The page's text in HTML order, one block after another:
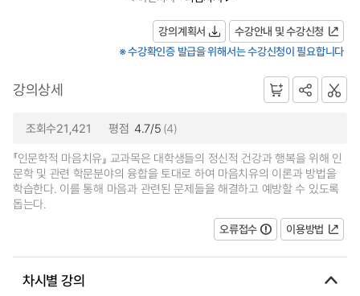
강의계획서
수강안내 및 수강신청
※ 수강확인증 발급을 위해서는 수강신청이 필요합니다
강의상세
조회수21,421 평점 4.7/5 (4)
『인문학적 마음치유』 교과목은 대학생들의 정신적 건강과 행복을 위해 인
문학 및 관련 학문분야의 융합을 토대로 하여 마음치유의 이론과 방법을
학습한다. 이를 통해 마음과 관련된 문제들을 해결하고 예방할 수 있도록
돕는다.
오류접수
이용방법
차시별 강의